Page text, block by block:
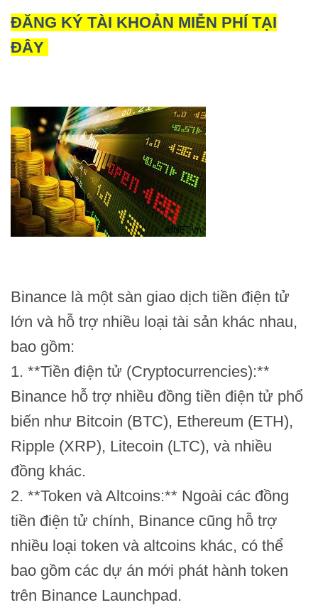
ĐĂNG KÝ TÀI KHOẢN MIỄN PHÍ TẠI
ĐÂY
Binance là một sàn giao dịch tiền điện tử
lớn và hỗ trợ nhiều loại tài sản khác nhau,
bao gồm:
1. **Tiền điện tử (Cryptocurrencies):**
Binance hỗ trợ nhiều đồng tiền điện tử phổ
biến như Bitcoin (BTC), Ethereum (ETH),
Ripple (XRP), Litecoin (LTC), và nhiều
đồng khác.
2. **Token và Altcoins:** Ngoài các đồng
tiền điện tử chính, Binance cũng hỗ trợ
nhiều loại token và altcoins khác, có thể
bao gồm các dự án mới phát hành token
trên Binance Launchpad.